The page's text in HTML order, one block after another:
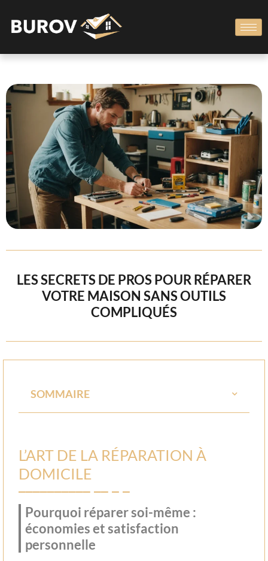
LES SECRETS DE PROS POUR RÉPARER
VOTRE MAISON SANS OUTILS
COMPLIQUÉS
SOMMAIRE
L’ART DE LA RÉPARATION À
DOMICILE
Pourquoi réparer soi-même :
économies et satisfaction
personnelle